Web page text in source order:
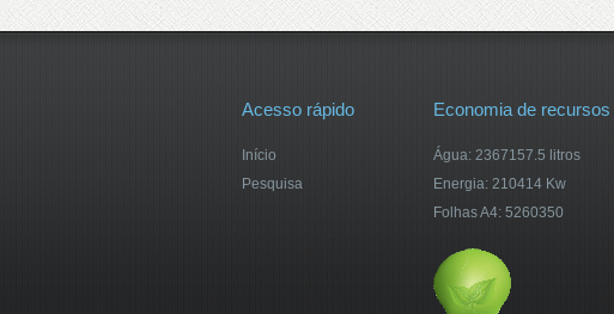
Acesso rápido
Início
Pesquisa
Economia de recursos
Água: 2367157.5 litros
Energia: 210414 Kw
Folhas A4: 5260350